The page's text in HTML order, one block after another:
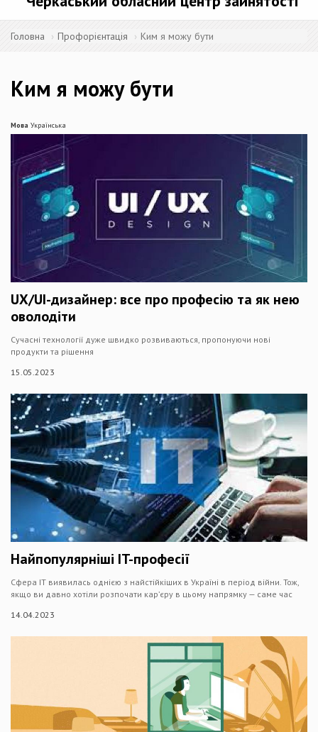
Головна Профорієнтація Ким я можу бути
Ким я можу бути
Мова Українська
UX/UI-дизайнер: все про професію та як нею
оволодіти
Сучасні технології дуже швидко розвиваються, пропонуючи нові
продукти та рішення
15.05.2023
Найпопулярніші IT-професії
Сфера ІТ виявилась однією з найстійкіших в Україні в період війни. Тож,
якщо ви давно хотіли розпочати кар’єру в цьому напрямку — саме час
14.04.2023